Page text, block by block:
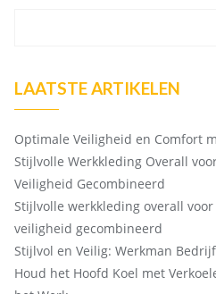
LAATSTE ARTIKELEN
Optimale Veiligheid en Comfort
Stijlvolle Werkkleding Overall
Veiligheid Gecombineerd
Stijlvolle werkkleding overall
veiligheid gecombineerd
Stijlvol en Veilig: Werkman
Houd het Hoofd Koel met